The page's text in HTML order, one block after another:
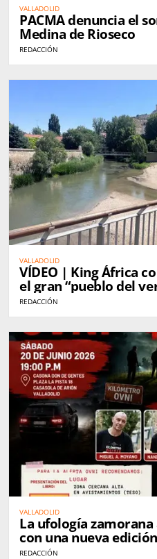
VALLADOLID
PACMA denuncia el
Medina de Rioseco
REDACCIÓN
VALLADOLID
VÍDEO | King África
el gran “pueblo del
REDACCIÓN
VALLADOLID
La ufología
con una nueva
REDACCIÓN